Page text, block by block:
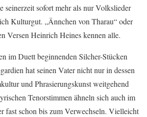
seinerzeit sofort mehr als nur Volkslieder
Kulturgut. „Ännchen von Tharau“ oder
Versen Heinrich Heines kennen alle.
im Duett beginnenden Silcher-Stücken
hat seinen Vater nicht nur in dessen
und Phrasierungskunst weitgehend
Tenorstimmen ähneln sich auch im
fast schon bis zum Verwechseln. Vielleicht